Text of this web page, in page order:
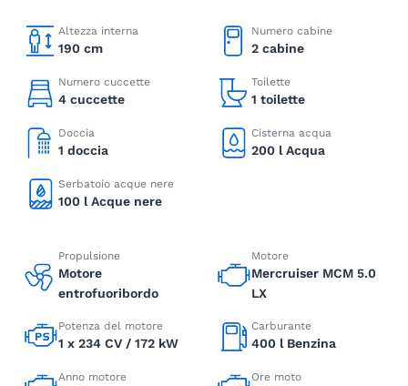
Altezza interna
190 cm
Numero cabine
2 cabine
Numero cuccette
4 cuccette
Toilette
1 toilette
Doccia
1 doccia
Cisterna acqua
200 l Acqua
Serbatoio acque nere
100 l Acque nere
Propulsione
Motore
entrofuoribordo
Motore
Mercruiser MCM 5.0
LX
Potenza del motore
1 x 234 CV / 172 kW
Carburante
400 l Benzina
Anno motore Ore moto